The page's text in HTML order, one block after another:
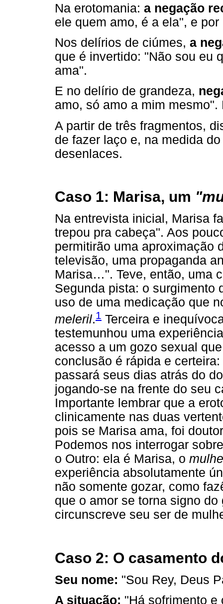
Na erotomania: a negação
ele quem amo, é a ela", e
Nos delírios de ciúmes, a
que é invertido: "Não sou eu
ama".
E no delírio de grandeza,
amo, só amo a mim
A partir de três fragmentos,
de fazer laço e, na medida
desenlaces.
Caso 1: Marisa, um
Na entrevista inicial, Marisa
trepou pra cabeça". Aos
permitirão uma aproximação
televisão, uma propaganda
Marisa…". Teve, então, uma
Segunda pista: o surgimento
uso de uma medicação que
meleril.1 Terceira e
testemunhou uma
acesso a um gozo sexual
conclusão é rápida e
passará seus dias atrás do
jogando-se na frente do seu
Importante lembrar que a
clinicamente nas duas
pois se Marisa ama, foi
Podemos nos interrogar
o Outro: ela é Marisa, o
experiência absolutamente
não somente gozar, como
que o amor se torna signo
circunscreve seu ser de
Caso 2: O casamento
Seu nome: "Sou Rey, Deus
A situação: "Há sofrimento e